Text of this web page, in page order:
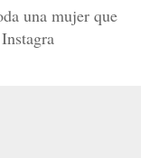
una mujer que